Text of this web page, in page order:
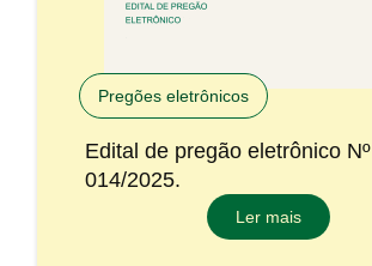
Pregões eletrônicos
Edital de pregão eletrônico Nº
014/2025.
Ler mais